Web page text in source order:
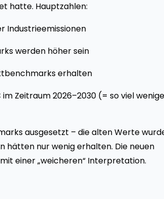
hatte. Hauptzahlen:
Industrieemissionen
werden höher sein
erhalten
im Zeitraum 2026–2030 (= so viel
ausgesetzt – die alten Werte
hätten nur wenig erhalten. Die neuen
einer „weicheren“ Interpretation.